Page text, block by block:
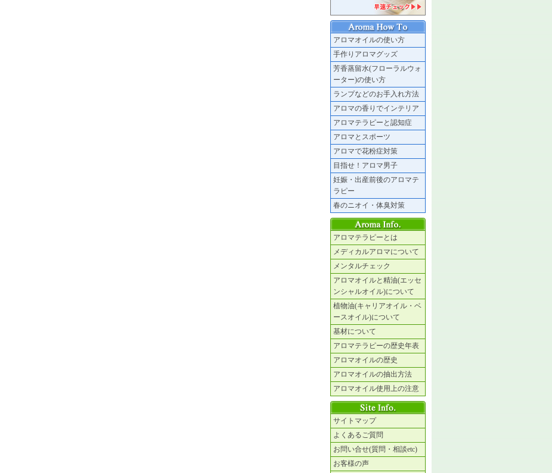
アロマオイルの使い方
手作りアロマグッズ
芳香蒸留水(フローラルウォ
ーター)の使い方
ランプなどのお手入れ方法
アロマの香りでインテリア
アロマテラピーと認知症
アロマとスポーツ
アロマで花粉症対策
目指せ！アロマ男子
妊娠・出産前後のアロマテ
ラピー
春のニオイ・体臭対策
アロマテラピーとは
メディカルアロマについて
メンタルチェック
アロマオイルと精油(エッセ
ンシャルオイル)について
植物油(キャリアオイル・ベ
ースオイル)について
基材について
アロマテラピーの歴史年表
アロマオイルの歴史
アロマオイルの抽出方法
アロマオイル使用上の注意
サイトマップ
よくあるご質問
お問い合せ(質問・相談etc)
お客様の声